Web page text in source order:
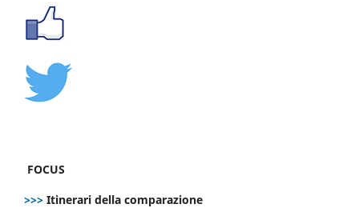
FOCUS
>>> Itinerari della comparazione